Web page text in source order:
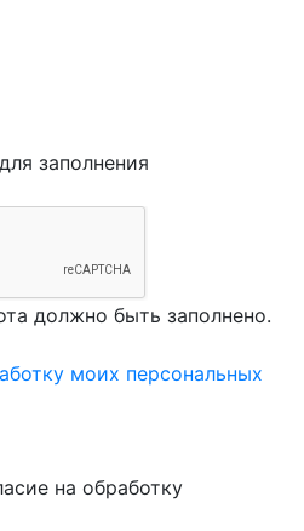
заполнения
должно быть заполнено.
моих персональных
на обработку